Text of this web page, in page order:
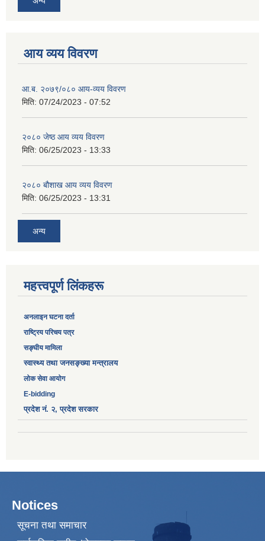
आय व्यय विवरण
आ.ब. २०७९/०८० आय-व्यय विवरण
मिति: 07/24/2023 - 07:52
२०८० जेष्ठ आय व्यय विवरण
मिति: 06/25/2023 - 13:33
२०८० बौशाख आय व्यय विवरण
मिति: 06/25/2023 - 13:31
अन्य
महत्त्वपूर्ण लिंकहरू
अनलाइन घटना दर्ता
‎राष्ट्रिय परिचय पत्र
सङ्‍घीय मामिला
स्वास्थ्य तथा जनसङ्ख्या मन्त्रालय
लोक सेवा आयोग
E-bidding
प्रदेश नं. २, प्रदेश सरकार
Notices
सूचना तथा समाचार